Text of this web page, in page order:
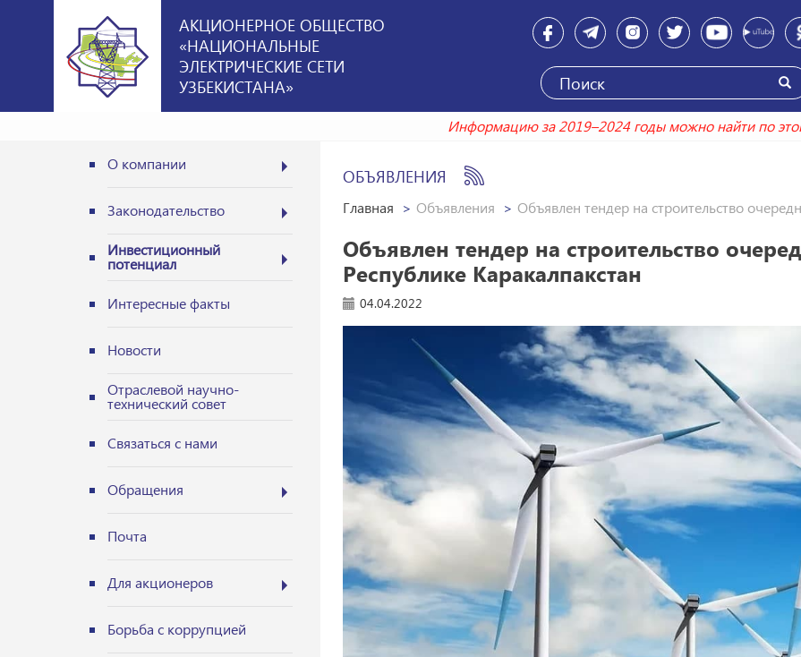
АКЦИОНЕРНОЕ ОБЩЕСТВО
«НАЦИОНАЛЬНЫЕ
ЭЛЕКТРИЧЕСКИЕ СЕТИ
УЗБЕКИСТАНА»
Информацию за 2019–2024 годы можно
О компании
Законодательство
Инвестиционный
потенциал
Интересные факты
Новости
Отраслевой научно-
технический совет
Связаться с нами
Обращения
Почта
Для акционеров
Борьба с коррупцией
ОБЪЯВЛЕНИЯ
Главная Объявления Объявлен тендер на строительство
Объявлен тендер на строительство
Республике Каракалпакстан
04.04.2022